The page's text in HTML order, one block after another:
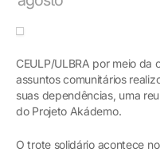
CEULP/ULBRA por meio
assuntos comunitários
suas dependências, uma
do Projeto Akádemo.
O trote solidário acontece